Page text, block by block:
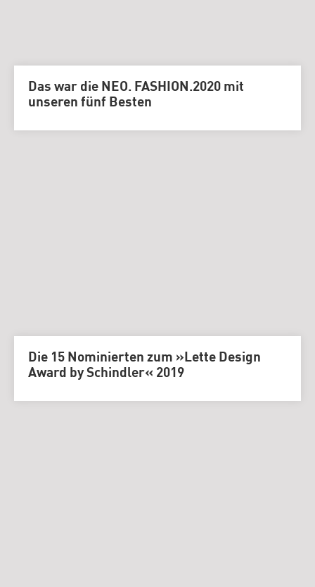
Das war die NEO. FASHION.2020 mit
unseren fünf Besten
Die 15 Nominierten zum »Lette Design
Award by Schindler« 2019